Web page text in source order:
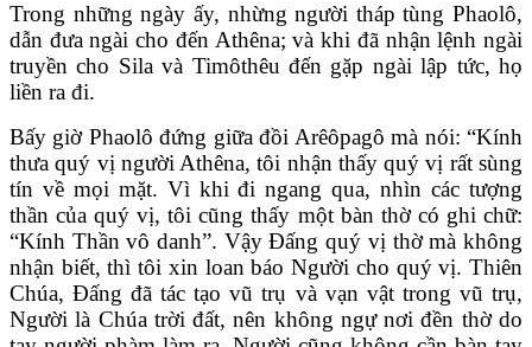
Trong những ngày ấy, nhừng người tháp tùng Phaolô,
dẫn đưa ngài cho đến Athêna; và khi đã nhận lệnh ngài
truyền cho Sila và Timôthêu đến gặp ngài lập tức, họ
liền ra đi.
Bấy giờ Phaolô đứng giữa đồi Arêôpagô mà nói: “Kính
thưa quý vị người Athêna, tôi nhận thấy quý vị rất sùng
tín về mọi mặt. Vì khi đi ngang qua, nhìn các tượng
thần của quý vị, tôi cũng thấy một bàn thờ có ghi chữ:
“Kính Thần vô danh”. Vậy Ðấng quý vị thờ mà không
nhận biết, thì tôi xin loan báo Người cho quý vị. Thiên
Chúa, Ðấng đã tác tạo vũ trụ và vạn vật trong vũ trụ,
Người là Chúa trời đất, nên không ngự nơi đền thờ do